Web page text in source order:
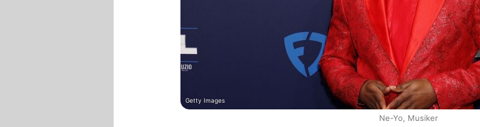
Getty Images
Ne-Yo, Musiker